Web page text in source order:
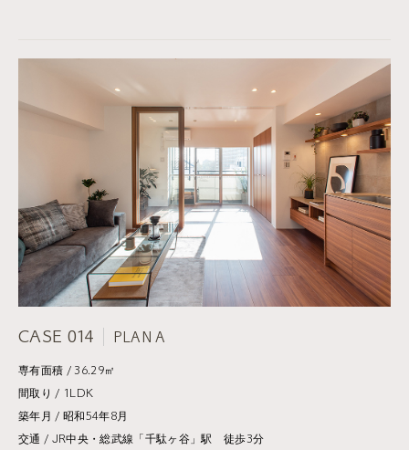
CASE 014 PLAN A
専有面積 / 36.29㎡
間取り / 1LDK
築年月 / 昭和54年8月
交通 / JR中央・総武線「千駄ヶ谷」駅 徒歩3分